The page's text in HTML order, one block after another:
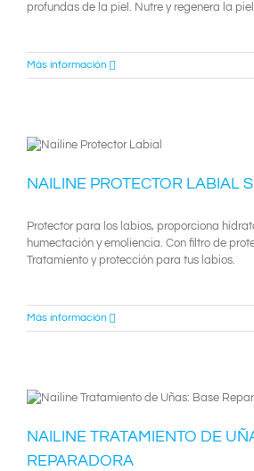
profundas de la piel. Nutre y regenera la
Más información
NAILINE PROTECTOR LABIAL
Protector para los labios, proporciona
humectación y emoliencia. Con filtro de
Tratamiento y protección para tus labios.
Más información
NAILINE TRATAMIENTO DE
REPARADORA